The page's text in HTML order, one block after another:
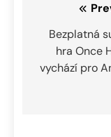
pro
Bezplatná
hra Once
vychází pro